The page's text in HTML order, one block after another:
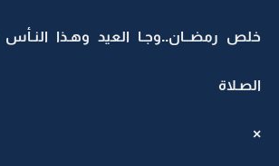
خلص رمضــان..وجـا العيد وهـذا
الصـلاة
×